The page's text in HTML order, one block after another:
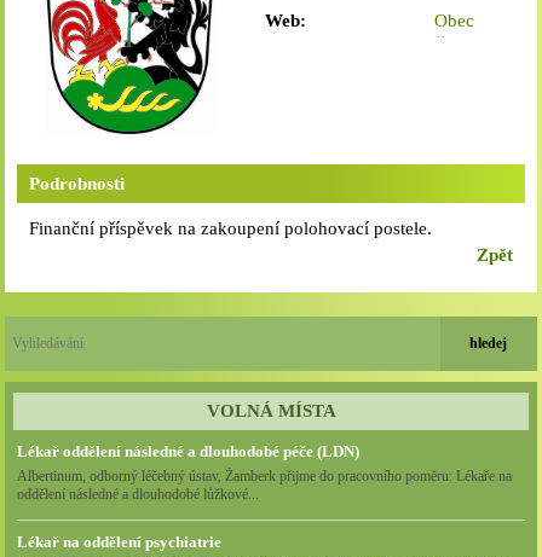
nás
Web:
Obec
Podrobnosti
Finanční příspěvek na zakoupení polohovací postele.
Zpět
VOLNÁ MÍSTA
Lékař oddělení následné a dlouhodobé péče (LDN)
Albertinum, odborný léčebný ústav, Žamberk přijme do pracovního poměru: Lékaře na
oddělení následné a dlouhodobé lůžkové...
Lékař na oddělení psychiatrie